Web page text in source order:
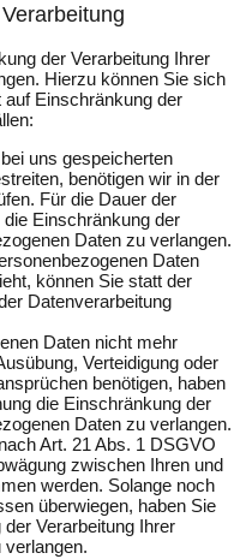
der Verarbeitung Ihrer
Hierzu können Sie sich
Einschränkung der
uns gespeicherten
benötigen wir in der
Für die Dauer der
Einschränkung der
Daten zu verlangen.
Daten
können Sie statt der
Datenverarbeitung
Daten nicht mehr
Verteidigung oder
benötigen, haben
die Einschränkung der
Daten zu verlangen.
Art. 21 Abs. 1 DSGVO
zwischen Ihren und
werden. Solange noch
überwiegen, haben Sie
Verarbeitung Ihrer
verlangen.